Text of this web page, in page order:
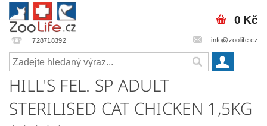
728718392 info@zoolife.cz
0 Kč
HILL'S FEL. SP ADULT
STERILISED CAT CHICKEN 1,5KG